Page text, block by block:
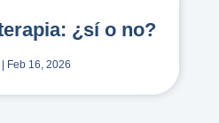
¿sí o no?
Feb 16, 2026